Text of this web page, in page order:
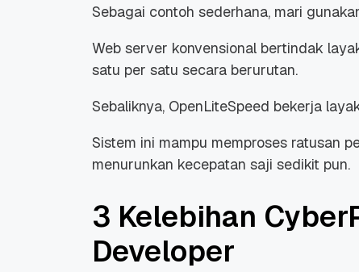
Promo Ramadan 2026:
Hosting Qwords
6
Panduan
Terbaru
20 Nov, 2025 6
Sebagai contoh sederhana, mari
Web server konvensional bertindak
satu per satu secara berurutan.
Sebaliknya, OpenLiteSpeed bekerja
Sistem ini mampu memproses ratusan
menurunkan kecepatan saji sedikit pun.
3 Kelebihan
Developer